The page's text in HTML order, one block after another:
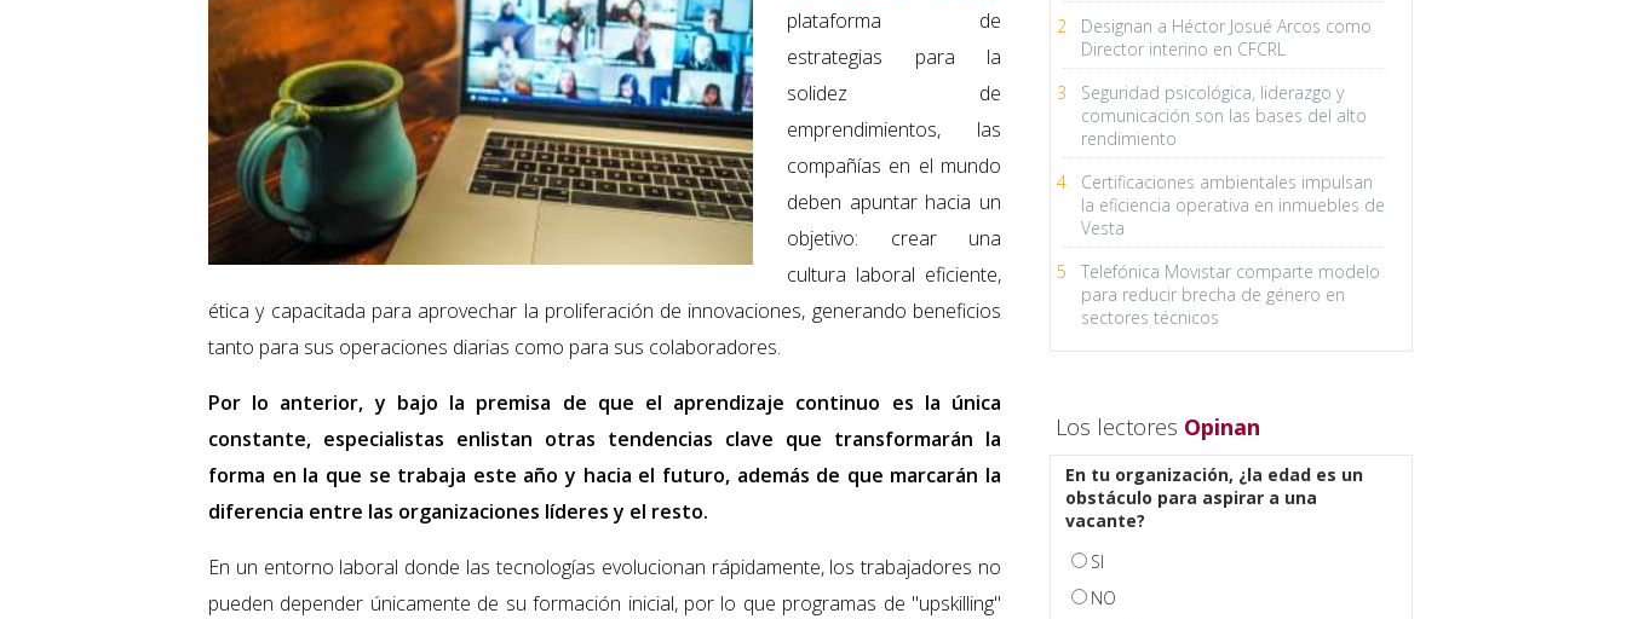
plataforma de
estrategias para la
solidez de
emprendimientos, las
compañías en el mundo
deben apuntar hacia un
objetivo: crear una
cultura laboral eficiente,
ética y capacitada para aprovechar la proliferación de innovaciones, generando beneficios
tanto para sus operaciones diarias como para sus colaboradores.
Por lo anterior, y bajo la premisa de que el aprendizaje continuo es la única
constante, especialistas enlistan otras tendencias clave que transformarán la
forma en la que se trabaja este año y hacia el futuro, además de que marcarán la
diferencia entre las organizaciones líderes y el resto.
En un entorno laboral donde las tecnologías evolucionan rápidamente, los trabajadores no
pueden depender únicamente de su formación inicial, por lo que programas de "upskilling"
2
Designan a Héctor Josué Arcos como
Director interino en CFCRL
3
Seguridad psicológica, liderazgo y
comunicación son las bases del alto
rendimiento
4
Certificaciones ambientales impulsan
la eficiencia operativa en inmuebles de
Vesta
5
Telefónica Movistar comparte modelo
para reducir brecha de género en
sectores técnicos
Los lectores Opinan
En tu organización, ¿la edad es un
obstáculo para aspirar a una
vacante?
SI
NO